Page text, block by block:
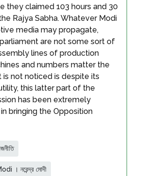
they claimed 103 hours and 30
Rajya Sabha. Whatever Modi
media may propagate,
are not some sort of
lines of production
and numbers matter the
is not noticed is despite its
this latter part of the
has been extremely
bringing the Opposition
। নরেন্দ্র মোদী